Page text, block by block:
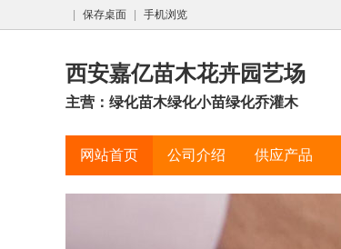
保存桌面 手机浏览
西安嘉亿苗木花卉园艺场
主营：绿化苗木绿化小苗绿化乔灌木
网站首页 公司介绍 供应产品